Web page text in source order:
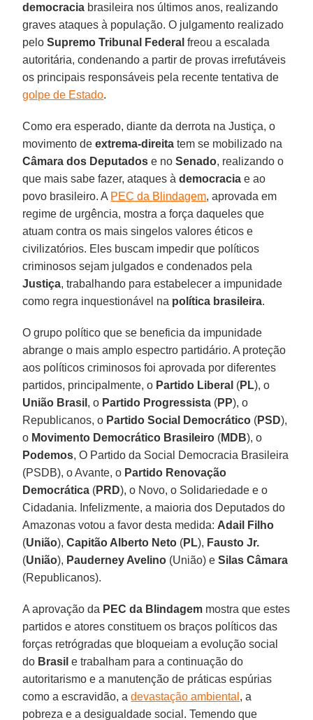
democracia brasileira nos últimos anos, realizando
graves ataques à população. O julgamento realizado
peloSupremo Tribunal Federal freou a escalada
autoritária, condenando a partir de provas irrefutáveis
os principais responsáveis pela recente tentativa de
golpe de Estado.
Como era esperado, diante da derrota na Justiça, o
movimento deextrema-direita tem se mobilizado na
Câmara dos Deputados e noSenado, realizando o
que mais sabe fazer, ataques àdemocracia e ao
povo brasileiro. A PEC da Blindagem, aprovada em
regime de urgência, mostra a força daqueles que
atuam contra os mais singelos valores éticos e
civilizatórios. Eles buscam impedir que políticos
criminosos sejam julgados e condenados pela
Justiça, trabalhando para estabelecer a impunidade
como regra inquestionável na política brasileira.
O grupo político que se beneficia da impunidade
abrange o mais amplo espectro partidário. A proteção
aos políticos criminosos foi aprovada por diferentes
partidos, principalmente, o Partido Liberal (PL), o
União Brasil , o Partido Progressista (PP), o
Republicanos, o Partido Social Democrático (PSD),
o Movimento Democrático Brasileiro (MDB), o
Podemos, O Partido da Social Democracia Brasileira
(PSDB), o Avante, o Partido Renovação
Democrática (PRD), o Novo, o Solidariedade e o
Cidadania. Infelizmente, a maioria dos Deputados do
Amazonas votou a favor desta medida: Adail Filho
(União),Capitão Alberto Neto (PL), Fausto Jr.
(União), Pauderney Avelino (União) eSilas Câmara
(Republicanos).
A aprovação da PEC da Blindagem mostra que estes
partidos e atores constituem os braços políticos das
forças retrógradas que bloqueiam a evolução social
do Brasil e trabalham para a continuação do
autoritarismo e a manutenção de práticas espúrias
como a escravidão, adevastação ambiental , a
pobreza e a desigualdade social. Temendo que